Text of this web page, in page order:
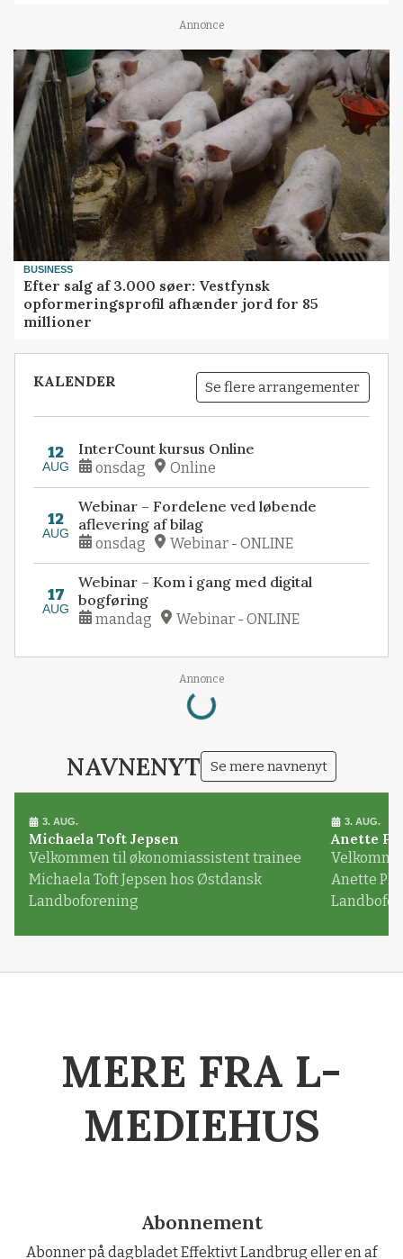
Annonce
BUSINESS
Efter salg af 3.000 søer: Vestfynsk
opformeringsprofil afhænder jord for 85
millioner
KALENDER Se flere arrangementer
12
AUG
InterCount kursus Online
onsdag Online
12
AUG
Webinar – Fordelene ved løbende
aflevering af bilag
onsdag Webinar - ONLINE
17
AUG
Webinar – Kom i gang med digital
bogføring
mandag Webinar - ONLINE
Annonce
Loading...
NAVNENYT Se mere navnenyt
3. AUG.
Michaela Toft Jepsen
Velkommen til økonomiassistent trainee
Michaela Toft Jepsen hos Østdansk
Landboforening
3. AUG.
Anette
Anette
MERE FRA L-
MEDIEHUS
Abonnement
Abonner på dagbladet Effektivt Landbrug eller en af